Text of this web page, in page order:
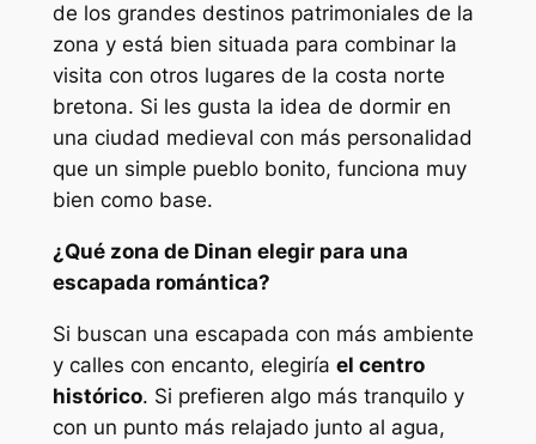
de los grandes destinos patrimoniales de la
zona y está bien situada para combinar la
visita con otros lugares de la costa norte
bretona. Si les gusta la idea de dormir en
una ciudad medieval con más personalidad
que un simple pueblo bonito, funciona muy
bien como base.
¿Qué zona de Dinan elegir para una
escapada romántica?
Si buscan una escapada con más ambiente
y calles con encanto, elegiría el centro
histórico. Si prefieren algo más tranquilo y
con un punto más relajado junto al agua,